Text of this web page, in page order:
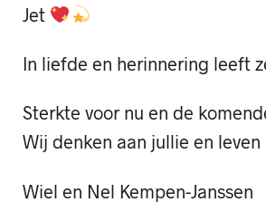
Jet
In liefde en herinnering leeft
Sterkte voor nu en de
Wij denken aan jullie en
Wiel en Nel Kempen-Janssen